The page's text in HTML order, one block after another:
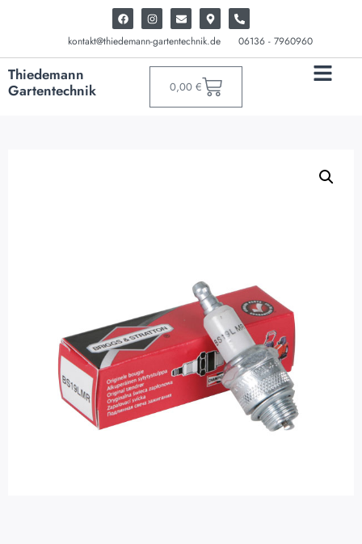
kontakt@thiedemann-gartentechnik.de 06136 - 7960960
Thiedemann
Gartentechnik
0,00 €